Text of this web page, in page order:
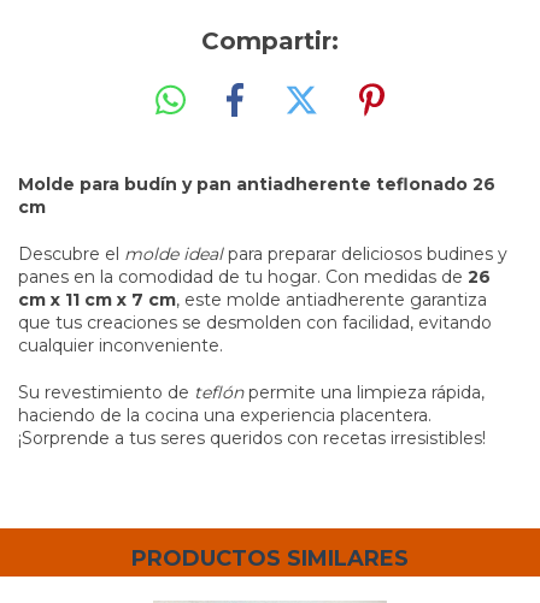
Compartir:
Molde para budín y pan antiadherente teflonado 26
cm
Descubre el molde idealpara preparar deliciosos budines y
panes en la comodidad de tu hogar. Con medidas de 26
cm x 11 cm x 7 cm, este molde antiadherente garantiza
que tus creaciones se desmolden con facilidad, evitando
cualquier inconveniente.
Su revestimiento de teflónpermite una limpieza rápida,
haciendo de la cocina una experiencia placentera.
¡Sorprende a tus seres queridos con recetas irresistibles!
PRODUCTOS SIMILARES